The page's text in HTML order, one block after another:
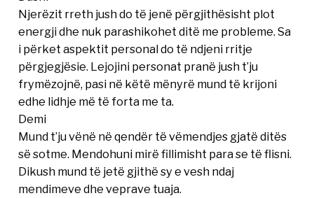
Njerëzit rreth jush do të jenë përgjithësisht plot
energji dhe nuk parashikohet ditë me probleme. Sa
i përket aspektit personal do të ndjeni rritje
përgjegjësie. Lejojini personat pranë jush t’ju
frymëzojnë, pasi në këtë mënyrë mund të krijoni
edhe lidhje më të forta me ta.
Demi
Mund t’ju vënë në qendër të vëmendjes gjatë ditës
së sotme. Mendohuni mirë fillimisht para se të flisni.
Dikush mund të jetë gjithë sy e vesh ndaj
mendimeve dhe veprave tuaja.